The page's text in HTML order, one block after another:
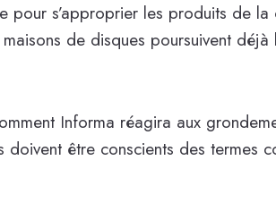
pour s’approprier les produits de la
de disques poursuivent déjà
Informa réagira aux
doivent être conscients des termes